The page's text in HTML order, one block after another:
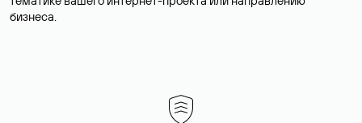
бизнеса.